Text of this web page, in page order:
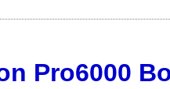
Pro6000